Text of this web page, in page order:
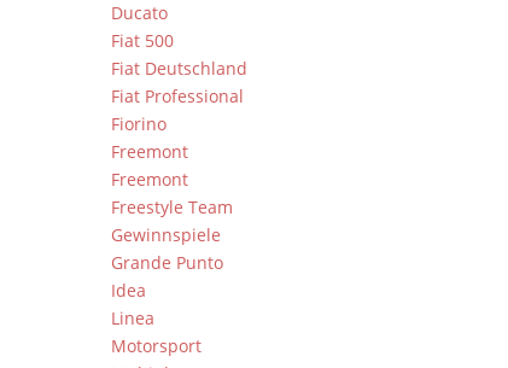
Ducato
Fiat 500
Fiat Deutschland
Fiat Professional
Fiorino
Freemont
Freemont
Freestyle Team
Gewinnspiele
Grande Punto
Idea
Linea
Motorsport